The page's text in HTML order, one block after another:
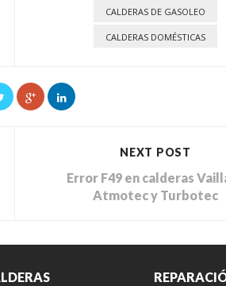
CALDERAS DE GASOLEO
CALDERAS DOMÉSTICAS
NEXT POST
Error F49 en calderas
Atmotec y Turbotec